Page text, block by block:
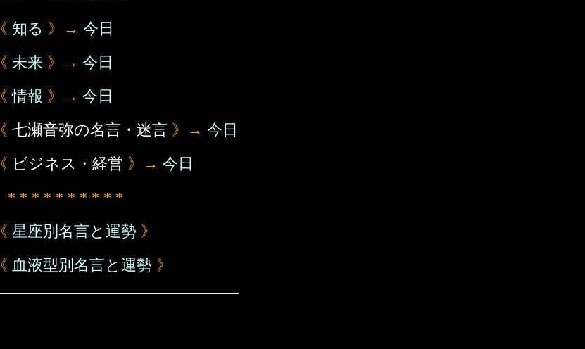
《 知る 》→ 今日
《 未来 》→ 今日
《情報 》→ 今日
《 七瀬音弥の名言・迷言 》→ 今日
《 ビジネス・経営 》→ 今日
* * * * * * * * * *
《 星座別名言と運勢 》
《 血液型別名言と運勢 》